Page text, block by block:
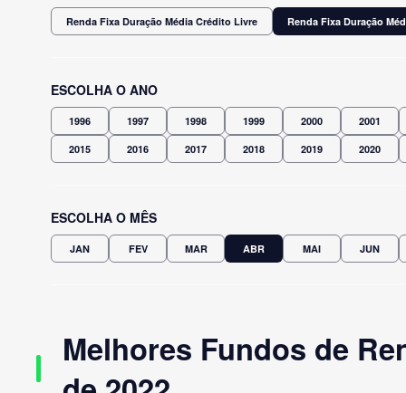
Renda Fixa Duração Média Crédito Livre Renda Fixa Duração
ESCOLHA O ANO
1996 1997 1998 1999 2000 2001
2015 2016 2017 2018 2019 2020
ESCOLHA O MÊS
JAN FEV MAR ABR MAI JUN
Melhores Fundos de